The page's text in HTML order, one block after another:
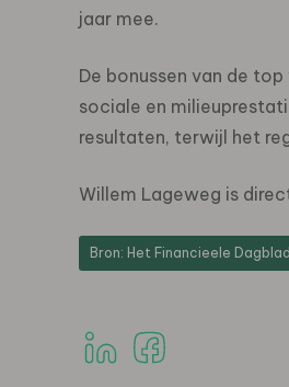
jaar mee.
De bonussen van de
sociale en
resultaten, terwijl het
Willem Lageweg is
Bron: Het Financieele Dagblad